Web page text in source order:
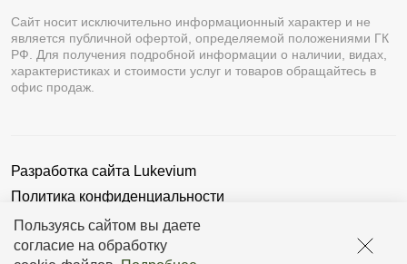
Пользуясь сайтом вы даете
согласие на обработку
Сайт носит исключительно информационный характер и не
является публичной офертой, определяемой положениями ГК
РФ. Для получения подробной информации о наличии, видах,
характеристиках и стоимости услуг и товаров обращайтесь в
офис продаж.
Разработка сайта Lukevium
Политика конфиденциальности
Пользовательское соглашение